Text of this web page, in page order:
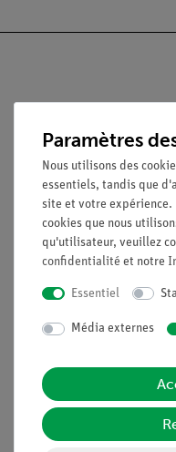
Légal
Contact
Conditions générales de
Mentions légales
Service
Aperçu du service
Téléchargements
Catalogue
Paramètres
Nous utilisons des
essentiels, tandis que
site et votre expérience.
cookies que nous
qu'utilisateur, veuillez
confidentialité et notre
Essentiel
Média externes